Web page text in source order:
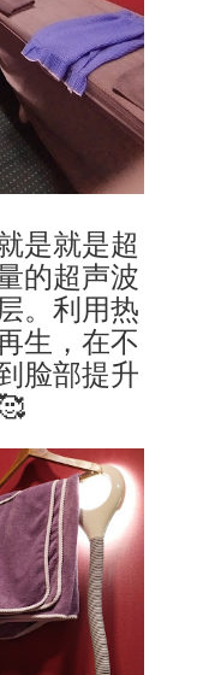
是就是超
的超声波
。利用热
生，在不
脸部提升